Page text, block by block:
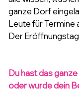
ganze Dorf
Leute für Termine
Der Eröffnungstag
Du hast das
oder wurde dein